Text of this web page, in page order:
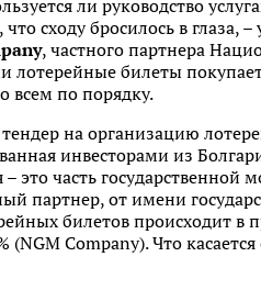
ли руководство
сходу бросилось в глаза, –
, частного партнера
билеты
всем по порядку.
на организацию
инвесторами из
это часть государственной
партнер, от имени
билетов происходит в
Company). Что